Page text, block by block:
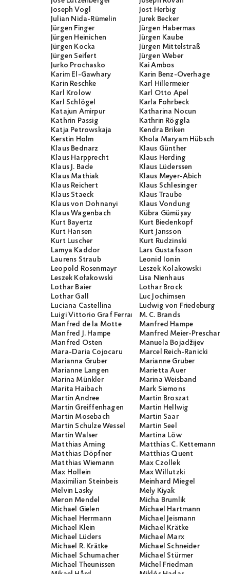
Joseph Vogl
Jost Herbig
Julian Nida-Rümelin
Jurek Becker
Jürgen Finger
Jürgen Habermas
Jürgen Heinichen
Jürgen Kaube
Jürgen Kocka
Jürgen Mittelstraß
Jürgen Seifert
Jürgen Weber
Jurko Prochasko
Kai Ambos
Karim El-Gawhary
Karin Benz-Overhage
Karin Reschke
Karl Hillermeier
Karl Krolow
Karl Otto Apel
Karl Schlögel
Karla Fohrbeck
Katajun Amirpur
Katharina Nocun
Kathrin Passig
Kathrin Röggla
Katja Petrowskaja
Kendra Briken
Kerstin Holm
Khola Maryam Hübsch
Klaus Bednarz
Klaus Günther
Klaus Harpprecht
Klaus Herding
Klaus J. Bade
Klaus Lüderssen
Klaus Mathiak
Klaus Meyer-Abich
Klaus Reichert
Klaus Schlesinger
Klaus Staeck
Klaus Traube
Klaus von Dohnanyi
Klaus Vondung
Klaus Wagenbach
Kübra Gümüşay
Kurt Bayertz
Kurt Biedenkopf
Kurt Hansen
Kurt Jansson
Kurt Luscher
Kurt Rudzinski
Lamya Kaddor
Lars Gustafsson
Laurens Straub
Leonid Ionin
Leopold Rosenmayr
Leszek Kolakowski
Leszek Kołakowski
Lisa Nienhaus
Lothar Baier
Lothar Brock
Lothar Gall
Luc Jochimsen
Luciana Castellina
Ludwig von Friedeburg
Luigi Vittorio Graf Ferraris
M. C. Brands
Manfred de la Motte
Manfred Hampe
Manfred J. Hampe
Manfred Meier-Preschany
Manfred Osten
Manuela Bojadžijev
Mara-Daria Cojocaru
Marcel Reich-Ranicki
Marianna Gruber
Marianne Gruber
Marianne Langen
Marietta Auer
Marina Münkler
Marina Weisband
Marita Haibach
Mark Siemons
Martin Andree
Martin Broszat
Martin Greiffenhagen
Martin Hellwig
Martin Mosebach
Martin Saar
Martin Schulze Wessel
Martin Seel
Martin Walser
Martina Löw
Matthias Arning
Matthias C. Kettemann
Matthias Döpfner
Matthias Quent
Matthias Wiemann
Max Czollek
Max Hollein
Max Willutzki
Maximilian Steinbeis
Meinhard Miegel
Melvin Lasky
Mely Kiyak
Meron Mendel
Micha Brumlik
Michael Gielen
Michael Hartmann
Michael Herrmann
Michael Jeismann
Michael Klein
Michael Krätke
Michael Lüders
Michael Marx
Michael R. Krätke
Michael Schneider
Michael Schumacher
Michael Stürmer
Michael Theunissen
Michel Friedman